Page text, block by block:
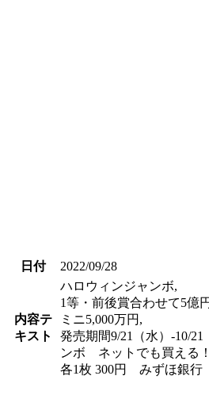
日付 2022/09/28
内容テ
キスト
ハロウィンジャンボ,
1等・前後賞合わせて5
ミニ5,000万円,
発売期間9/21（水）-10/
ンボ ネットでも買える
各1枚 300円 みずほ銀行